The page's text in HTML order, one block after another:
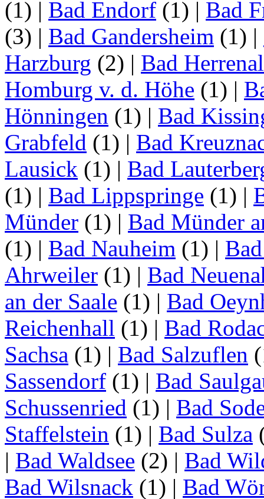
(1) | Bad Endorf (1) | Bad
(3) | Bad Gandersheim (1) |
Harzburg (2) | Bad
Homburg v. d. Höhe (1) |
Hönningen (1) | Bad
Grabfeld (1) | Bad
Lausick (1) | Bad
(1) | Bad Lippspringe (1) |
Münder (1) | Bad Münder
(1) | Bad Nauheim (1) |
Ahrweiler (1) | Bad
an der Saale (1) | Bad
Reichenhall (1) | Bad
Sachsa (1) | Bad Salzuflen
Sassendorf (1) | Bad
Schussenried (1) | Bad
Staffelstein (1) | Bad Sulza
| Bad Waldsee (2) | Bad
Bad Wilsnack (1) | Bad